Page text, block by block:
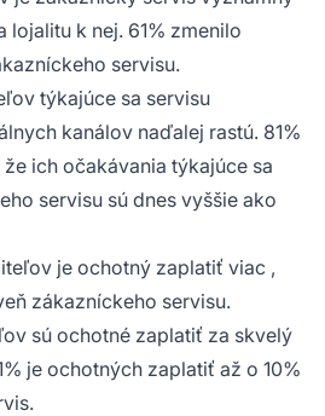
lojalitu k nej​. 61% zmenilo
servisu.
týkajúce sa servisu
kanálov naďalej rastú. 81%
ich očakávania týkajúce sa
servisu sú dnes vyššie ako
je ochotný zaplatiť viac ,
zákazníckeho servisu.
sú ochotné zaplatiť za skvelý
je ochotných zaplatiť až o 10%